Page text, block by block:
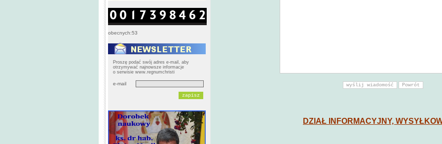
obecnych:53
Proszę podać swój adres e-mail, aby
otrzymywać najnowsze informacje
o serwisie www.regnumchristi
e-mail
DZIAŁ INFORMACYJNY,